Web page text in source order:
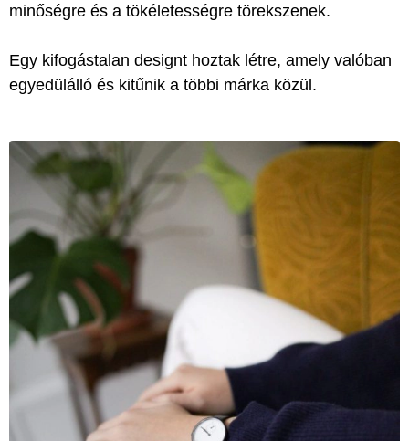
minőségre és a tökéletességre törekszenek.
Egy kifogástalan designt hoztak létre, amely valóban
egyedülálló és kitűnik a többi márka közül.